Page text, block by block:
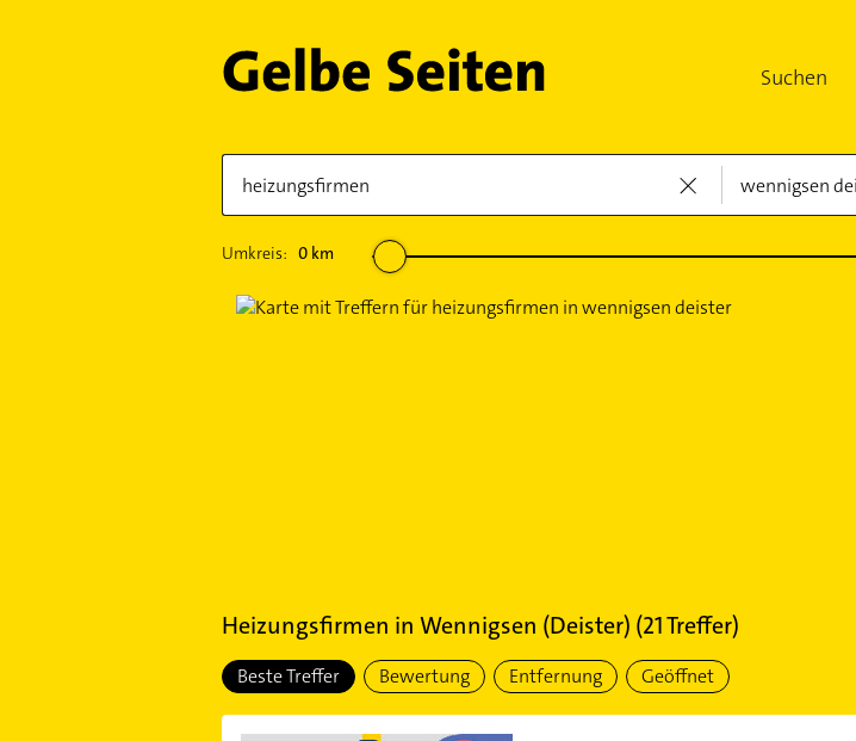
Suchen
Umkreis: 0km
Heizungsfirmen in Wennigsen (Deister) (21Treffer)
Beste Treffer Bewertung Entfernung Geöffnet